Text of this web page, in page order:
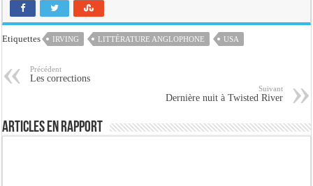
Etiquettes IRVING LITTÉRATURE ANGLOPHONE USA
Précédent
Les corrections
Suivant
Dernière nuit à Twisted River
Articles en rapport